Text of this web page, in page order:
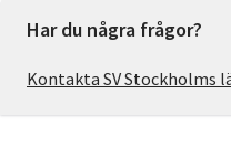
Har du några frågor?
Kontakta SV Stockholms